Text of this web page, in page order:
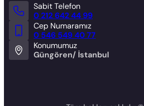
Sabit Telefon
0 212 642 44 99
Cep Numaramız
0 546 549 40 77
Konumumuz
Güngören/ İstanbul